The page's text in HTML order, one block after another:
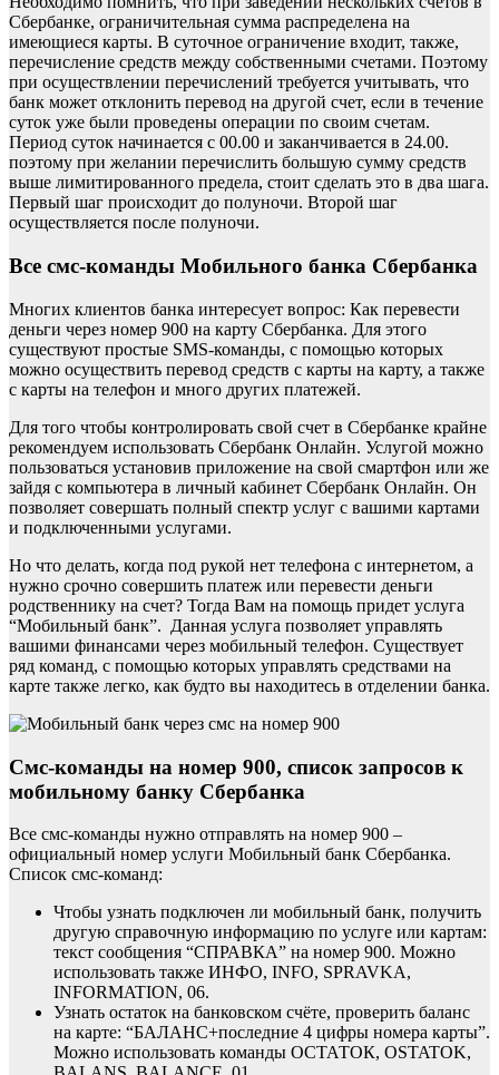
Сбербанке, ограничительная сумма распределена на
имеющиеся карты. В суточное ограничение входит, также,
перечисление средств между собственными счетами. Поэтому
при осуществлении перечислений требуется учитывать, что
банк может отклонить перевод на другой счет, если в течение
суток уже были проведены операции по своим счетам.
Период суток начинается с 00.00 и заканчивается в 24.00.
поэтому при желании перечислить большую сумму средств
выше лимитированного предела, стоит сделать это в два шага.
Первый шаг происходит до полуночи. Второй шаг
осуществляется после полуночи.
Все смс-команды Мобильного банка Сбербанка
Многих клиентов банка интересует вопрос: Как перевести
деньги через номер 900 на карту Сбербанка. Для этого
существуют простые SMS-команды, с помощью которых
можно осуществить перевод средств с карты на карту, а также
с карты на телефон и много других платежей.
Для того чтобы контролировать свой счет в Сбербанке крайне
рекомендуем использовать Сбербанк Онлайн. Услугой можно
пользоваться установив приложение на свой смартфон или же
зайдя с компьютера в личный кабинет Сбербанк Онлайн. Он
позволяет совершать полный спектр услуг с вашими картами
и подключенными услугами.
Но что делать, когда под рукой нет телефона с интернетом, а
нужно срочно совершить платеж или перевести деньги
родственнику на счет? Тогда Вам на помощь придет услуга
“Мобильный банк”. Данная услуга позволяет управлять
вашими финансами через мобильный телефон. Существует
ряд команд, с помощью которых управлять средствами на
карте также легко, как будто вы находитесь в отделении банка.
Смс-команды на номер 900, список запросов к
мобильному банку Сбербанка
Все смс-команды нужно отправлять на номер 900 –
официальный номер услуги Мобильный банк Сбербанка.
Список смс-команд:
Чтобы узнать подключен ли мобильный банк, получить
другую справочную информацию по услуге или картам:
текст сообщения “СПРАВКА” на номер 900. Можно
использовать также ИНФО, INFO, SPRAVKA,
INFORMATION, 06.
Узнать остаток на банковском счёте, проверить баланс
на карте: “БАЛАНС+последние 4 цифры номера карты”.
Можно использовать команды ОСТАТОК, OSTATOK,